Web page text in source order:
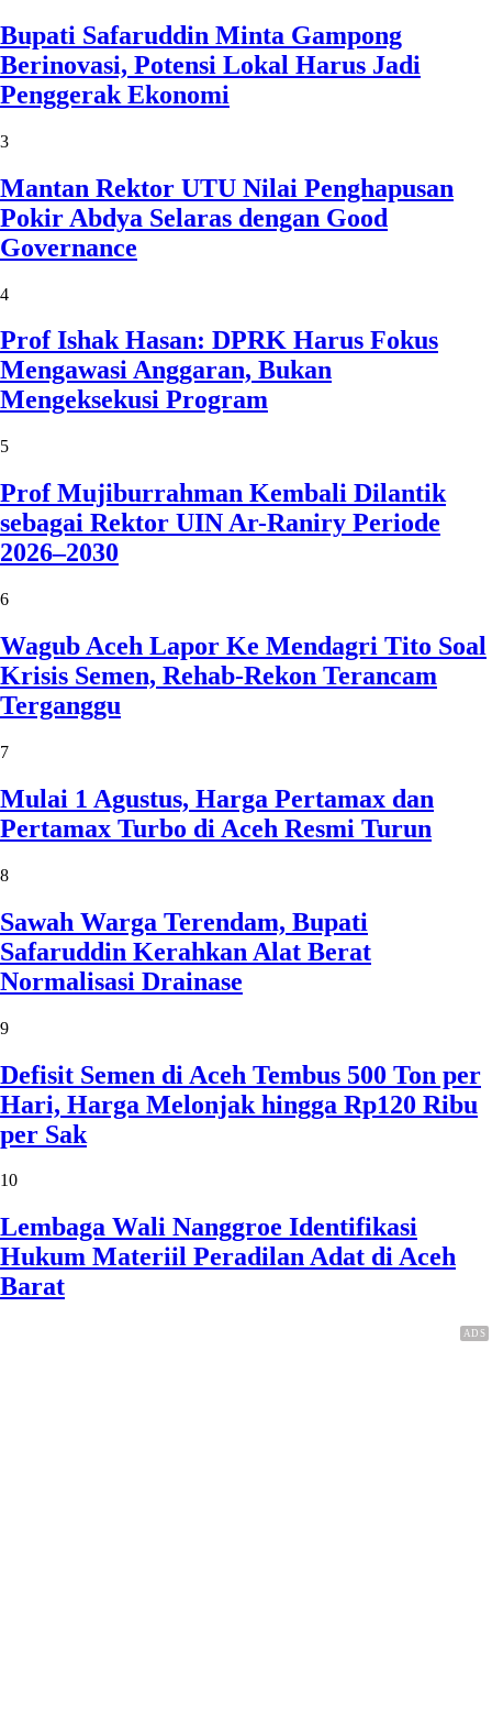
Bupati Safaruddin Minta Gampong
Berinovasi, Potensi Lokal Harus Jadi
Penggerak Ekonomi
3
Mantan Rektor UTU Nilai Penghapusan
Pokir Abdya Selaras dengan Good
Governance
4
Prof Ishak Hasan: DPRK Harus Fokus
Mengawasi Anggaran, Bukan
Mengeksekusi Program
5
Prof Mujiburrahman Kembali Dilantik
sebagai Rektor UIN Ar-Raniry Periode
2026–2030
6
Wagub Aceh Lapor Ke Mendagri Tito Soal
Krisis Semen, Rehab-Rekon Terancam
Terganggu
7
Mulai 1 Agustus, Harga Pertamax dan
Pertamax Turbo di Aceh Resmi Turun
8
Sawah Warga Terendam, Bupati
Safaruddin Kerahkan Alat Berat
Normalisasi Drainase
9
Defisit Semen di Aceh Tembus 500 Ton per
Hari, Harga Melonjak hingga Rp120 Ribu
per Sak
10
Lembaga Wali Nanggroe Identifikasi
Hukum Materiil Peradilan Adat di Aceh
Barat